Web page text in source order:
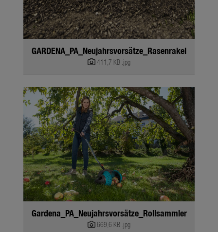
GARDENA_PA_Neujahrsvorsätze_Rasenrakel
411,7 KB .jpg
Gardena_PA_Neujahrsvorsätze_Rollsammler
669,6 KB .jpg